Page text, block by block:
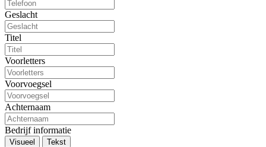
Geslacht
Titel
Voorletters
Voorvoegsel
Achternaam
Bedrijf informatie
Visueel Tekst